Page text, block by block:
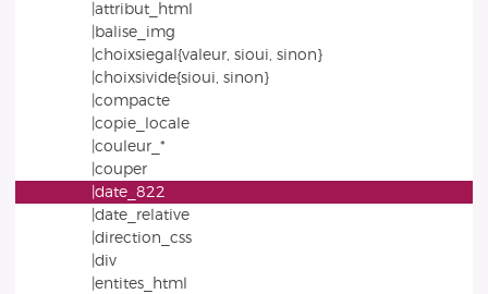
|attribut_html
|balise_img
|choixsiegal{valeur, sioui, sinon}
|choixsivide{sioui, sinon}
|compacte
|copie_locale
|couleur_*
|couper
|date_822
|date_relative
|direction_css
|div
|entites_html